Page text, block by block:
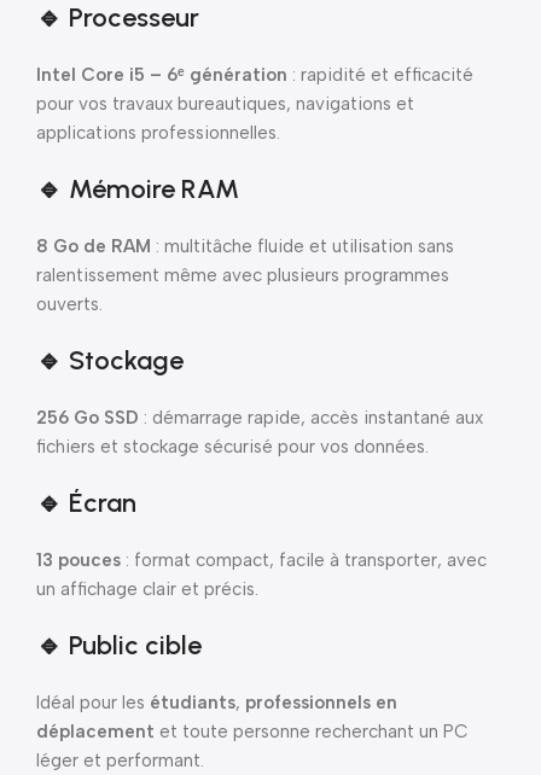
🔹 Processeur
Intel Core i5 – 6ᵉ génération : rapidité et efficacité
pour vos travaux bureautiques, navigations et
applications professionnelles.
🔹 Mémoire RAM
8 Go de RAM : multitâche fluide et utilisation sans
ralentissement même avec plusieurs programmes
ouverts.
🔹 Stockage
256 Go SSD : démarrage rapide, accès instantané aux
fichiers et stockage sécurisé pour vos données.
🔹 Écran
13 pouces : format compact, facile à transporter, avec
un affichage clair et précis.
🔹 Public cible
Idéal pour les étudiants, professionnels en
déplacement et toute personne recherchant un PC
léger et performant.